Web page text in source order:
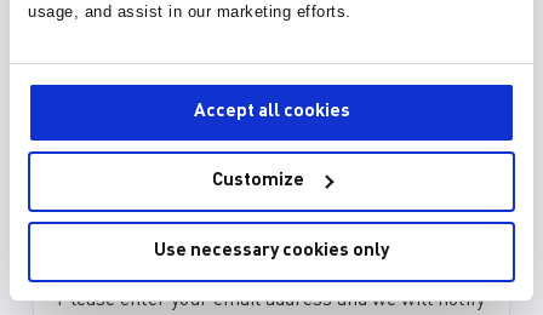
usage, and assist in our marketing efforts.
Accept all cookies
Customize
Use necessary cookies only
30种以上格式
封装库 (34)
Please enter your email address and we will notify